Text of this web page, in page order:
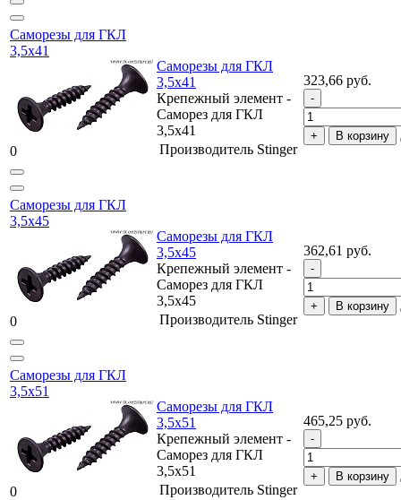
Саморезы для ГКЛ
3,5х41
0
Саморезы для ГКЛ
3,5х41
Крепежный элемент -
Саморез для ГКЛ
3,5х41
Производитель Stinger
323,66 руб.
В корзину
Саморезы для ГКЛ
3,5х45
0
Саморезы для ГКЛ
3,5х45
Крепежный элемент -
Саморез для ГКЛ
3,5х45
Производитель Stinger
362,61 руб.
В корзину
Саморезы для ГКЛ
3,5х51
0
Саморезы для ГКЛ
3,5х51
Крепежный элемент -
Саморез для ГКЛ
3,5х51
Производитель Stinger
465,25 руб.
В корзину